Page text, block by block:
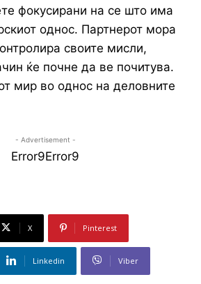
фокусирани на се што има
однос. Партнерот мора
своите мисли,
ќе почне да ве почитува.
мир во однос на деловните
- Advertisement -
Error9Error9
X Pinterest
Linkedin Viber